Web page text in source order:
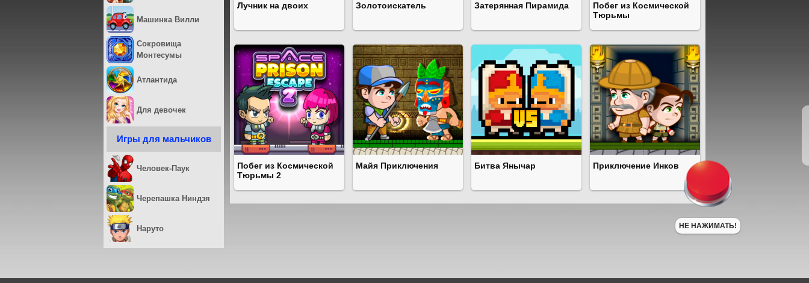
Лучник на двоих Золотоискатель Затерянная Пирамида
Побег из Космической
Тюрьмы
Побег из Космической
Тюрьмы 2
Майя Приключения Битва Янычар Приключение Инков
Машинка Вилли
Сокровища
Монтесумы
Атлантида
Для девочек
Игры для мальчиков
Человек-Паук
Черепашка Ниндзя
Наруто НЕ НАЖИМАТЬ!